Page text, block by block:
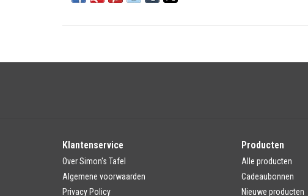
Klantenservice
Over Simon's Tafel
Algemene voorwaarden
Privacy Policy
Producten
Alle producten
Cadeaubonnen
Nieuwe producten